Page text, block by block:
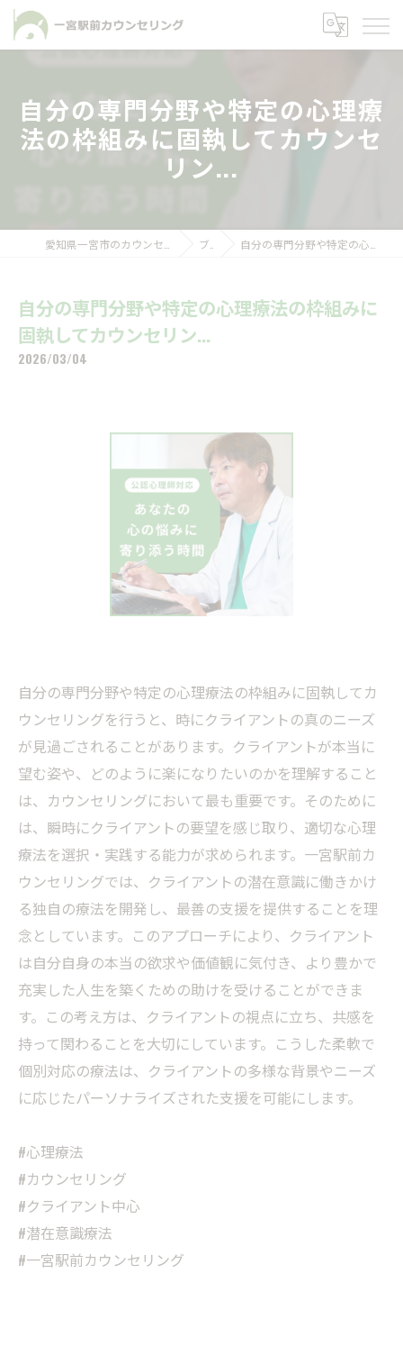
自分の専門分野や特定の心理療
法の枠組みに固執してカウンセ
リン...
ブログ 自分の専門分野や特定の心理療法の枠組みに固執してカウンセリン...
自分の専門分野や特定の心理療法の枠組みに
固執してカウンセリン...
2026/03/04
自分の専門分野や特定の心理療法の枠組みに固執してカ
ウンセリングを行うと、時にクライアントの真のニーズ
が見過ごされることがあります。クライアントが本当に
望む姿や、どのように楽になりたいのかを理解すること
は、カウンセリングにおいて最も重要です。そのために
は、瞬時にクライアントの要望を感じ取り、適切な心理
療法を選択・実践する能力が求められます。一宮駅前カ
ウンセリングでは、クライアントの潜在意識に働きかけ
る独自の療法を開発し、最善の支援を提供することを理
念としています。このアプローチにより、クライアント
は自分自身の本当の欲求や価値観に気付き、より豊かで
充実した人生を築くための助けを受けることができま
す。この考え方は、クライアントの視点に立ち、共感を
持って関わることを大切にしています。こうした柔軟で
個別対応の療法は、クライアントの多様な背景やニーズ
に応じたパーソナライズされた支援を可能にします。
#心理療法
#カウンセリング
#クライアント中心
#潜在意識療法
#一宮駅前カウンセリング